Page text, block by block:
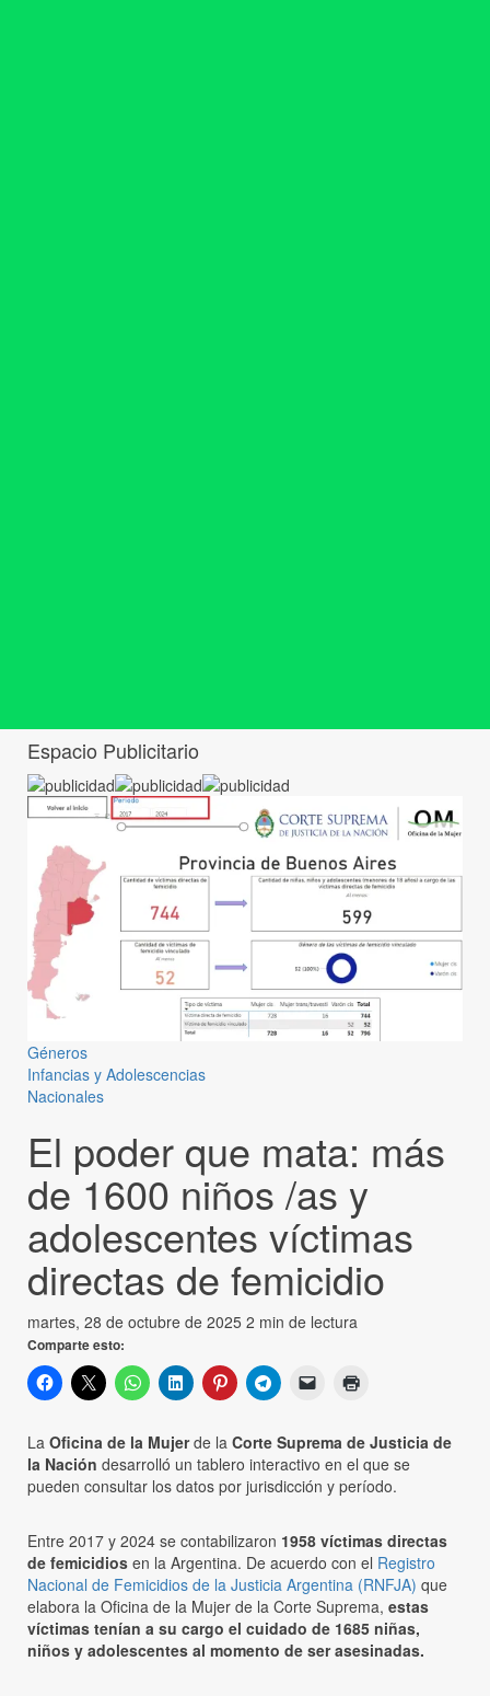
Espacio Publicitario
Géneros
Infancias y Adolescencias
Nacionales
El poder que mata: más
de 1600 niños /as y
adolescentes víctimas
directas de femicidio
martes, 28 de octubre de 2025 2 min de lectura
Comparte esto:
La Oficina de la Mujerde la Corte Suprema de Justicia de
la Nación desarrolló un tablero interactivo en el que se
pueden consultar los datos por jurisdicción y período.
Entre 2017 y 2024 se contabilizaron 1958 víctimas directas
de femicidios en la Argentina. De acuerdo con el Registro
Nacional de Femicidios de la Justicia Argentina (RNFJA) que
elabora la Oficina de la Mujer de la Corte Suprema, estas
víctimas tenían a su cargo el cuidado de 1685 niñas,
niños y adolescentes al momento de ser asesinadas.